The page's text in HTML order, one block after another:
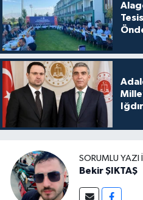
SORUMLU YAZI
Bekir ŞIKTAŞ